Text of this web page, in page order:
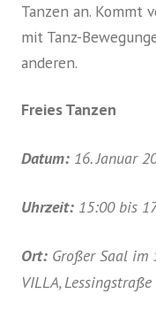
Tanzen an. Kommt
mit Tanz-
anderen.
Freies Tanzen
Datum: 16. Januar
Uhrzeit: 15:00 bis
Ort: Großer Saal
VILLA,